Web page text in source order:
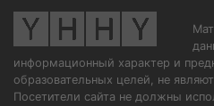
информационный характер и
образовательных целей, не
Посетители сайта не должны